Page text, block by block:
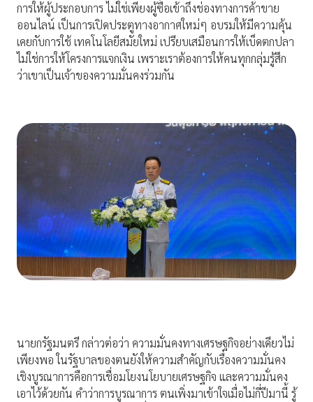
การให้ผู้ประกอบการ ไม่ใช่เพียงผู้ซื้อเข้าถึงช่องทางการค้าขาย
ออนไลน์ เป็นการเปิดประตูทางอากาศใหม่ๆ อบรมให้มีความคุ้น
เคยกับการใช้ เทคโนโลยีสมัยใหม่ เปรียบเสมือนการให้เบ็ดตกปลา
ไม่ใช่การให้โครงการแจกเงิน เพราะเราต้องการให้คนทุกกลุ่มรู้สึก
ว่าเขาเป็นเจ้าของความมั่นคงร่วมกัน
นายกรัฐมนตรี กล่าวต่อว่า ความมั่นคงทางเศรษฐกิจอย่างเดียวไม่
เพียงพอ ในรัฐบาลของตนยังให้ความสำคัญกับเรื่องความมั่นคง
เชิงบูรณาการคือการเชื่อมโยงนโยบายเศรษฐกิจ และความมั่นคง
เอาไว้ด้วยกัน คำว่าการบูรณาการ ตนเพิ่งมาเข้าใจเมื่อไม่กี่ปีมานี้ รู้